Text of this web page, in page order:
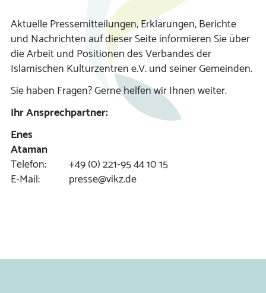
Aktuelle Pressemitteilungen, Erklärungen, Berichte
und Nachrichten auf dieser Seite informieren Sie über
die Arbeit und Positionen des Verbandes der
Islamischen Kulturzentren e.V. und seiner Gemeinden.
Sie haben Fragen? Gerne helfen wir Ihnen weiter.
Ihr Ansprechpartner:
Enes
Ataman
Telefon:
+49 (0) 221-95 44 10 15
E-Mail:
presse@vikz.de